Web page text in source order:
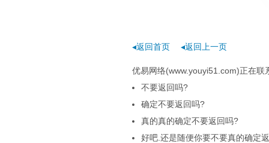
◂返回首页 ◂返回上一页
优易网络(www.youyi51.com)正在
不要返回吗?
确定不要返回吗?
真的真的确定不要返回吗?
好吧.还是随便你要不要真的确定